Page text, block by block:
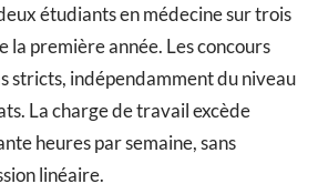
étudiants en médecine sur trois
la première année. Les concours
stricts, indépendamment du niveau
La charge de travail excède
heures par semaine, sans
linéaire.